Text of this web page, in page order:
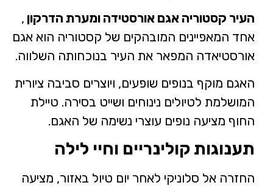
העיר קסטוריה אגם אורסטידה ומערת הדרקון ,
אחד המאפיינים המובהקים של קסטוריה הוא אגם
אורסטיאדה המפאר את העיר בנוכחותה השלווה.
האגם מוקף בנופים שופעים, ויוצרים סביבה ציורית
המושלמת לטיולים נינוחים ושייט בסירה. טיילת
החוף מציעה נופים עוצרי נשימה של האגם.
תענוגות קולינריים וחיי לילה
החזרה אל סלוניקי לאחר יום טיול באזור, מציעה